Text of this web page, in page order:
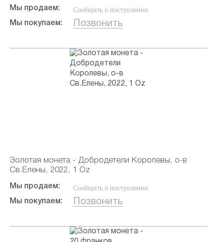
Мы продаем: Сообщить о поступлении
Мы покупаем: Позвонить
Золотая монета - Добродетели Королевы, о-в
Св.Елены, 2022, 1 Oz
Мы продаем: Сообщить о поступлении
Мы покупаем: Позвонить